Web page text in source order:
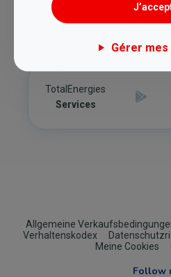
TotalEnergies
TotalEnergies
Services
Footer
Allgemeine
Verhaltenskodex
Meine Cookies
Follow
Gérer